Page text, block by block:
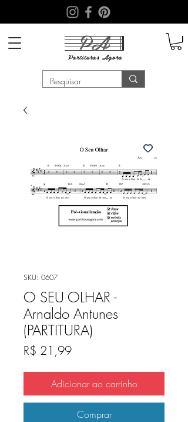
PA
Partituras Agora
SKU: 0607
O SEU OLHAR -
Arnaldo Antunes
(PARTITURA)
R$ 21,99Preço
Adicionar ao carrinho
Comprar